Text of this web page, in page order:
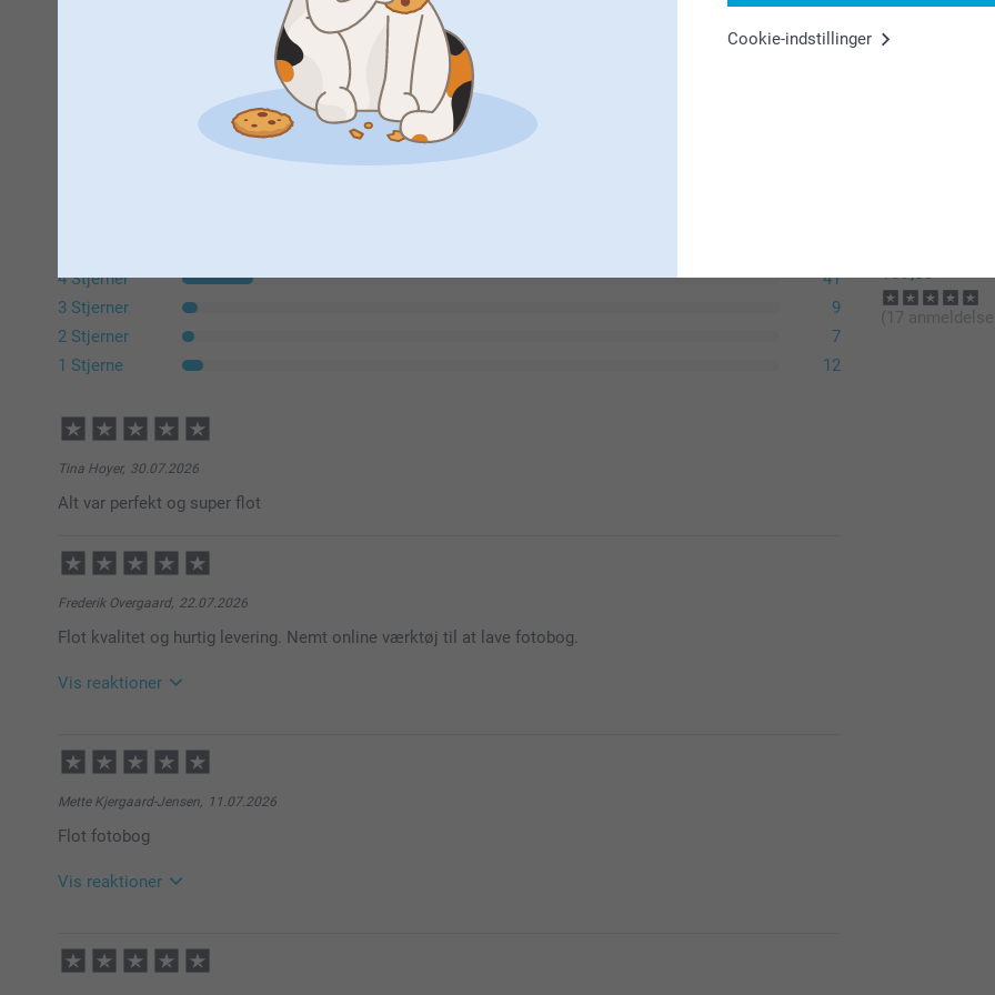
Cookie-indstillinger
Priser for
Trustpilot produktanmeldelser
4 Stjerner
41
3 Stjerner
9
2 Stjerner
7
1 Stjerne
12
Tina Hoyer, 30.07.2026
Alt var perfekt og super flot
Frederik Overgaard, 22.07.2026
Flot kvalitet og hurtig levering. Nemt online værktøj til at lave fotobog.
Vis reaktioner
11:32
Hej Frederik,
leveringen og vores online værktøj.
Rigtig god fornøjelse med din nye fotobog!
Kirsi @smartphoto
Mette Kjergaard-Jensen, 11.07.2026
Flot fotobog
Vis reaktioner
10:28
Hej Mette,
159,00
(17